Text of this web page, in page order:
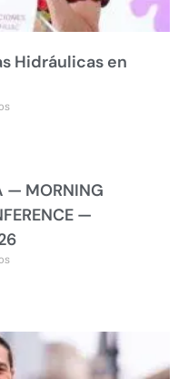
Hidráulicas en
— MORNING
—